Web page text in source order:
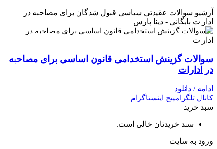
آرشیو سوالات عقیدتی سیاسی قبول شدگان برای مصاحبه در
ادارات بایگانی - دینا پارس
سوالات گزینش استخدامی قانون اساسی برای مصاحبه
در ادارات
ادامه / دانلود
کانال تلگرامپیج اینستاگرام
سبد خرید
سبد خریدتان خالی است.
ورود به سایت